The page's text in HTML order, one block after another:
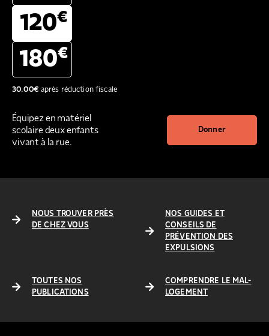
120€
180€
30.00€après réduction fiscale
Équipez en matériel
scolaire deux enfants
vivant à la rue.
Donner
NOUS TROUVER PRÈS
DE CHEZ VOUS
NOS GUIDES ET
CONSEILS DE
PRÉVENTION DES
EXPULSIONS
TOUTES NOS
PUBLICATIONS
COMPRENDRE LE MAL-
LOGEMENT